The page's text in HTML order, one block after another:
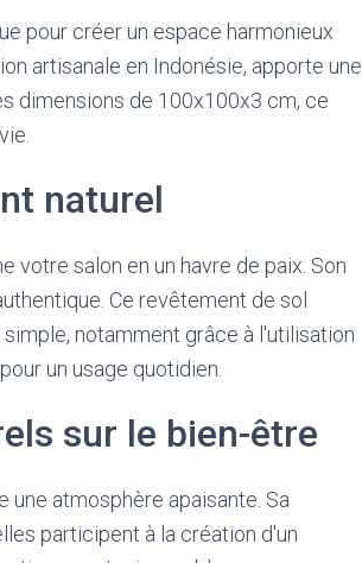
pour créer un espace harmonieux
artisanale en Indonésie, apporte une
dimensions de 100x100x3 cm, ce
naturel
votre salon en un havre de paix. Son
Ce revêtement de sol
notamment grâce à l'utilisation
un usage quotidien.
sur le bien-être
atmosphère apaisante. Sa
participent à la création d'un